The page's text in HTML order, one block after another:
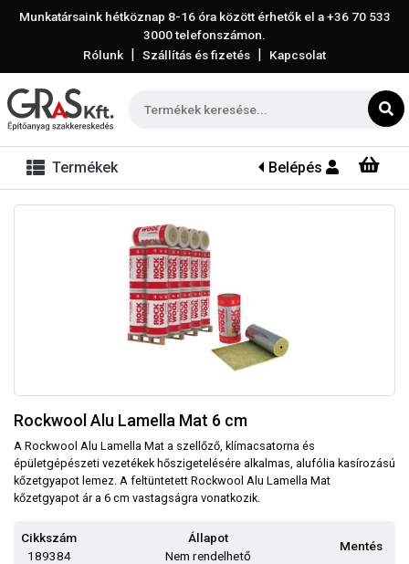
Munkatársaink hétköznap 8-16 óra között érhetők el a+36 70 533
3000telefonszámon.
Rólunk | Szállítás és fizetés | Kapcsolat
Termékek Belépés
Rockwool Alu Lamella Mat 6 cm
A Rockwool Alu Lamella Mat a szellőző, klímacsatorna és
épületgépészeti vezetékek hőszigetelésére alkalmas, alufólia kasírozású
kőzetgyapot lemez. A feltüntetett Rockwool Alu Lamella Mat
kőzetgyapot ár a 6 cm vastagságra vonatkozik.
Cikkszám
189384
Állapot
Nem rendelhető
Mentés